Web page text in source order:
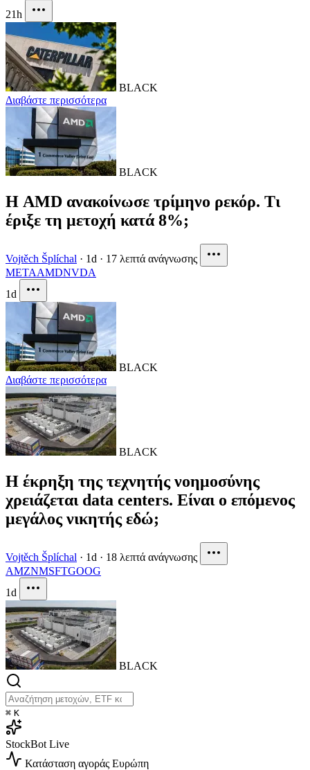
21h
BLACK
Διαβάστε περισσότερα
BLACK
Η AMD ανακοίνωσε τρίμηνο ρεκόρ. Τι
έριξε τη μετοχή κατά 8%;
Vojtěch Šplíchal · 1d · 17 λεπτά ανάγνωσης
METAAMDNVDA
1d
BLACK
Διαβάστε περισσότερα
BLACK
Η έκρηξη της τεχνητής νοημοσύνης
χρειάζεται data centers. Είναι ο επόμενος
μεγάλος νικητής εδώ;
Vojtěch Šplíchal · 1d · 18 λεπτά ανάγνωσης
AMZNMSFTGOOG
1d
BLACK
⌘ K
StockBot Live
Κατάσταση αγοράς Ευρώπη